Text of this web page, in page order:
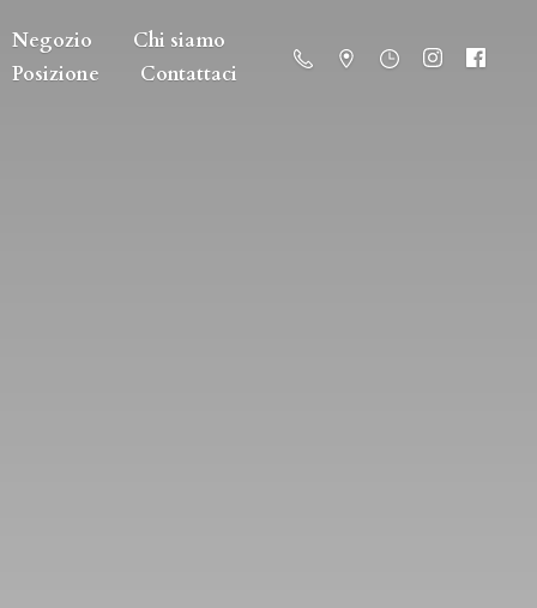
Negozio
Chi siamo
Posizione
Contattaci